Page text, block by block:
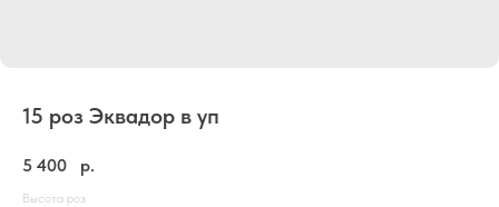
15 роз Эквадор в уп
5 400 р.
Высота роз